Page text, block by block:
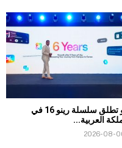
أوبو تطلق سلسلة رينو 16 في
العربية...
2026-08-